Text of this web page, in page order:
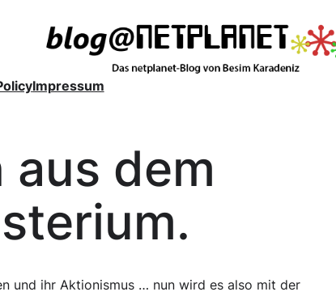
Impressum
aus dem
und ihr Aktionismus … nun wird es also mit der